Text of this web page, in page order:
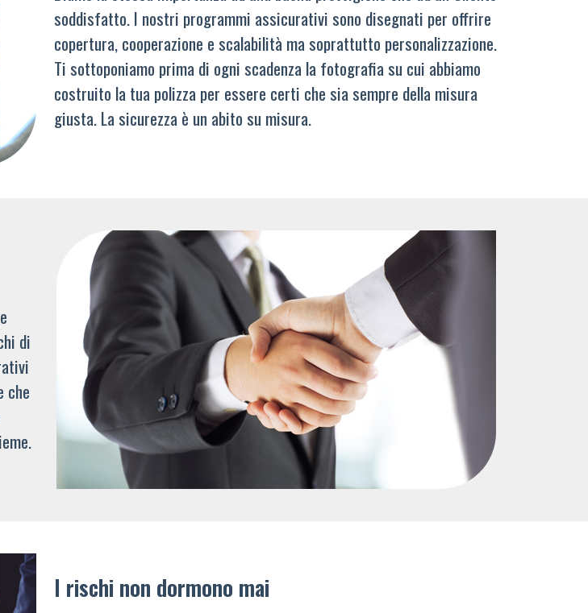
soddisfatto. I nostri programmi assicurativi sono disegnati per offrire
copertura, cooperazione e scalabilità ma soprattutto personalizzazione.
Ti sottoponiamo prima di ogni scadenza la fotografia su cui abbiamo
costruito la tua polizza per essere certi che sia sempre della misura
giusta. La sicurezza è un abito su misura.
di
che
I rischi non dormono mai